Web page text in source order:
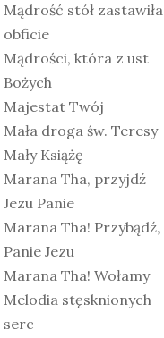
Mądrość stół zastawiła
obficie
Mądrości, która z ust
Bożych
Majestat Twój
Mała droga św. Teresy
Mały Książę
Marana Tha, przyjdź
Jezu Panie
Marana Tha! Przybądź,
Panie Jezu
Marana Tha! Wołamy
Melodia stęsknionych
serc